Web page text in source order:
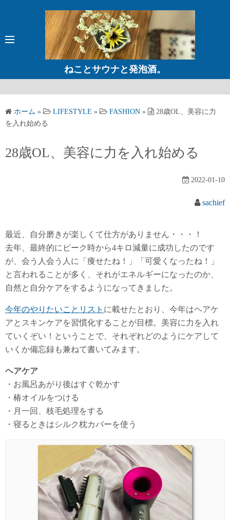
ン
ッ
プ
ねことサウナと発泡酒。
ホーム » LIFESTYLE » FASHION »
28歳OL、美容に力
を入れ始める
28歳OL、美容に力を入れ始める
2022-01-10
sachief
最近、自分磨きが楽しくて仕方がありません・・・！
去年、最終的にピーク時から4キロ減量に成功したのです
が、会う人会う人に「痩せたね！」「可愛くなったね！」
と言われることが多く、それがエネルギーになったのか、
自然と自分ケアをするようになってきました。
今年のやりたいことリスト に載せたとおり、今年はヘアケ
アとスキンケアを習慣化することが目標。美容に力を入れ
ていくぞい！ということで、それぞれどのようにケアして
いくか備忘録も兼ねて書いてみます。
ヘアケア
・お風呂あがり後はすぐ乾かす
・椿オイルをつける
・月一回、枝毛処理をする
・寝るときはシルク枕カバーを使う